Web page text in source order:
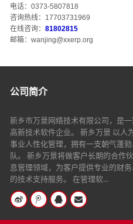
电话：0373-5807818
咨询热线：17703731969
在线咨询：81802815
邮箱：wanjing@xxerp.org
公司简介
新乡市万景网络技术有限公司，是
高新技术软件企业。 新乡万景 以人
事业人性化管理，拥有一支朝气蓬
队。 新乡万景将做客户长期的合作
息管理领域，为客户提供专业的财
的技术支持服务。 在管理软...